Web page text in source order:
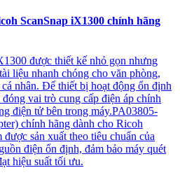
ScanSnap iX1300 chính hãng
được thiết kế nhỏ gọn nhưng
liệu nhanh chóng cho văn phòng,
nhân. Để thiết bị hoạt động ổn định
vai trò cung cấp điện áp chính
điện tử bên trong máy.PA03805-
chính hãng dành cho Ricoh
sản xuất theo tiêu chuẩn của
điện ổn định, đảm bảo máy quét
hiệu suất tối ưu.